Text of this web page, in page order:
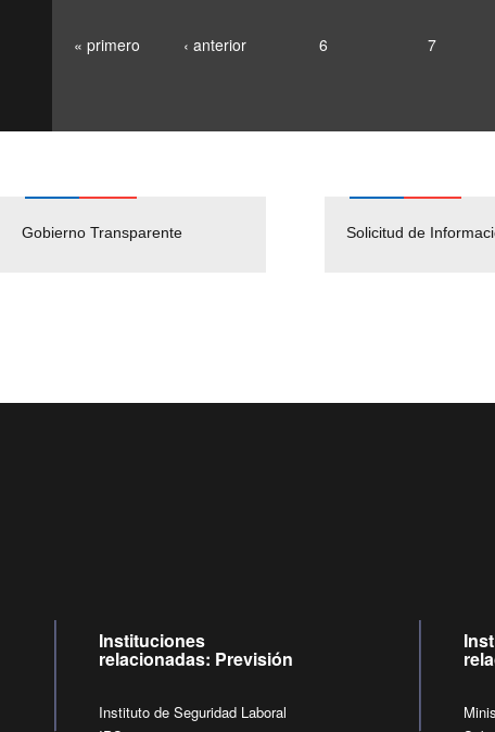
« primero ‹ anterior 6 7
Gobierno Transparente Solicitud de
Pago Proveedores
Instituciones
relacionadas: Previsión
Instituto de Seguridad Laboral